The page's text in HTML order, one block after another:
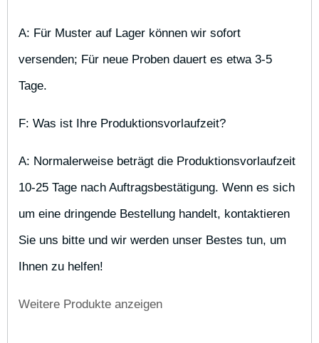
A: Für Muster auf Lager können wir sofort
versenden; Für neue Proben dauert es etwa 3-5
Tage.
F: Was ist Ihre Produktionsvorlaufzeit?
A: Normalerweise beträgt die Produktionsvorlaufzeit
10-25 Tage nach Auftragsbestätigung. Wenn es sich
um eine dringende Bestellung handelt, kontaktieren
Sie uns bitte und wir werden unser Bestes tun, um
Ihnen zu helfen!
Weitere Produkte anzeigen